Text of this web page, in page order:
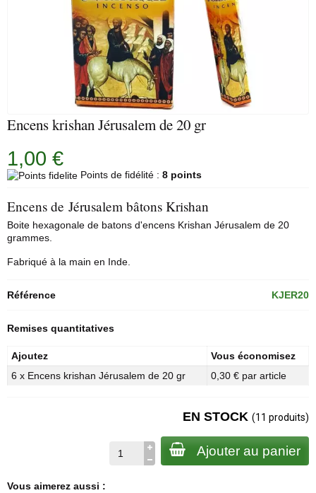
Encens krishan Jérusalem de 20 gr
1,00 €
Points de fidélité : 8 points
Encens de Jérusalem bâtons Krishan
Boite hexagonale de batons d'encens Krishan Jérusalem de 20
grammes.
Fabriqué à la main en Inde.
Référence KJER20
Remises quantitatives
Ajoutez
Vous économisez
6 x Encens krishan Jérusalem de 20 gr
0,30 € par article
EN STOCK (11 produits)
Ajouter au panier
Vous aimerez aussi :